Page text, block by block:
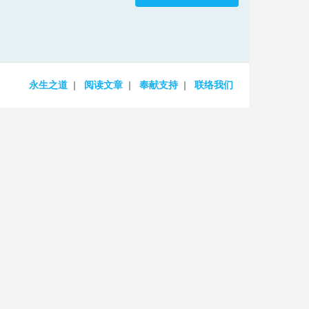
永生之道 阅读文章 奉献支持 联络我们